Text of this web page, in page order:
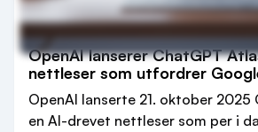
OpenAI lanserer ChatGPT
nettleser som utfordrer
OpenAI lanserte 21. oktober 2025
en AI-drevet nettleser som per i